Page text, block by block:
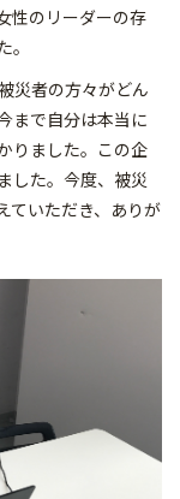
性のリーダーの存
災者の方々がどん
まで自分は本当に
りました。この企
した。今度、被災
ていただき、ありが